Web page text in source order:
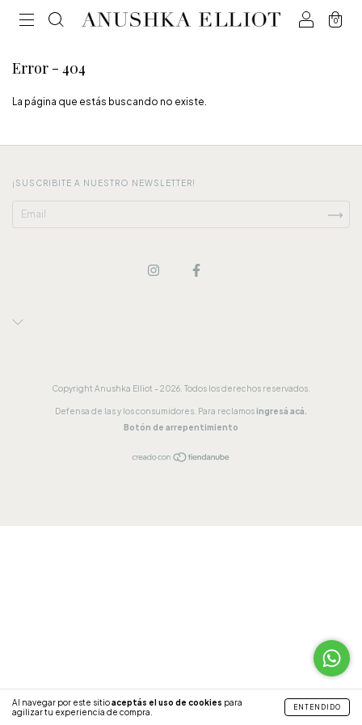
0
Al navegar por este sitioaceptás el uso de cookies para
agilizar tu experiencia de compra.
ENTENDIDO
Error - 404
La página que estás buscando no existe.
¡SUSCRIBITE A NUESTRO NEWSLETTER!
Copyright Anushka Elliot - 2026. Todos los derechos reservados.
Defensa de las y los consumidores. Para reclamos ingresá acá.
Botón de arrepentimiento